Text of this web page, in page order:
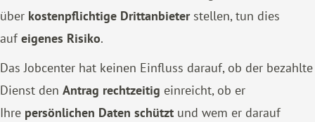
über kostenpflichtige Drittanbieterstellen, tun dies
aufeigenes Risiko.
Das Jobcenter hat keinen Einfluss darauf, ob der bezahlte
Dienst den Antrag rechtzeitig einreicht, ob er
Ihre persönlichen Daten schützt und wem er darauf